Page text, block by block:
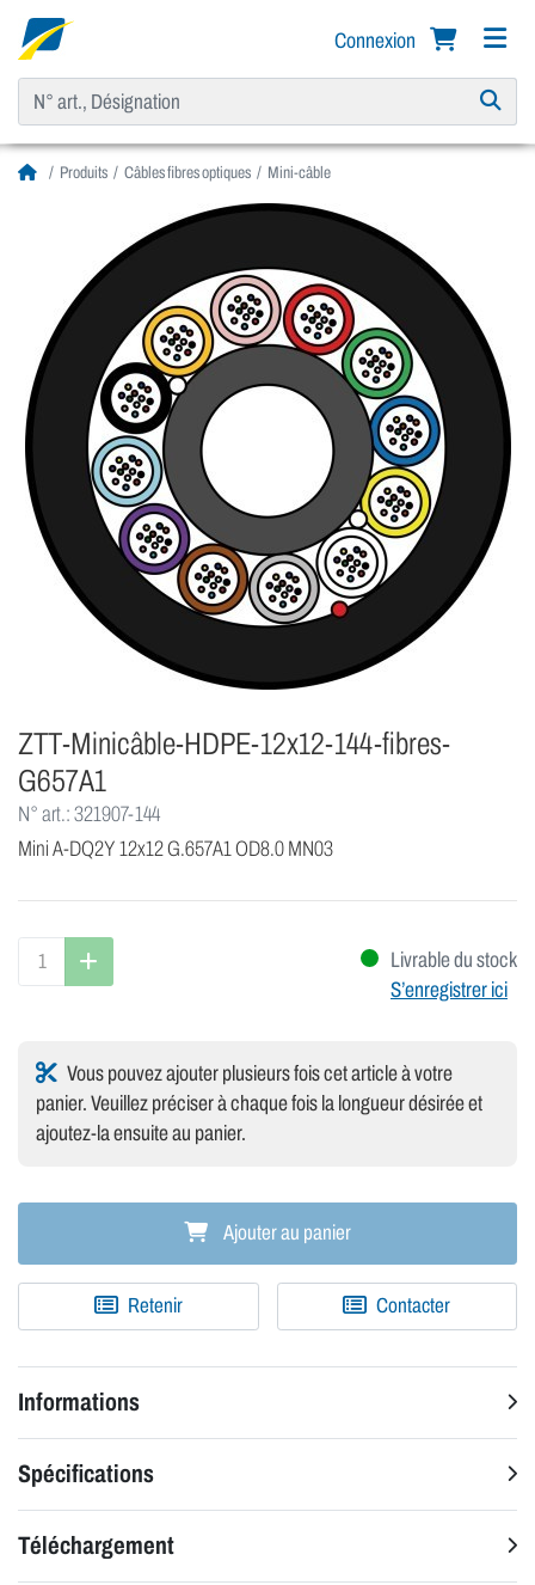
Connexion
Produits Câbles fibres optiques Mini-câble
ZTT-Minicâble-HDPE-12x12-144-fibres-
G657A1
N° art.: 321907-144
Mini A-DQ2Y 12x12 G.657A1 OD8.0 MN03
Livrable du stock
S’enregistrer ici
Vous pouvez ajouter plusieurs fois cet article à votre
panier. Veuillez préciser à chaque fois la longueur désirée et
ajoutez-la ensuite au panier.
Ajouter au panier
Retenir Contacter
Informations
Spécifications
Téléchargement